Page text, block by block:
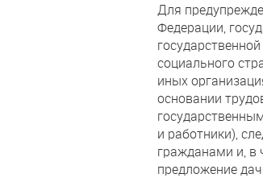
Для
Федерации,
социального
иных
основании
и работники),
гражданами и, в
предложение